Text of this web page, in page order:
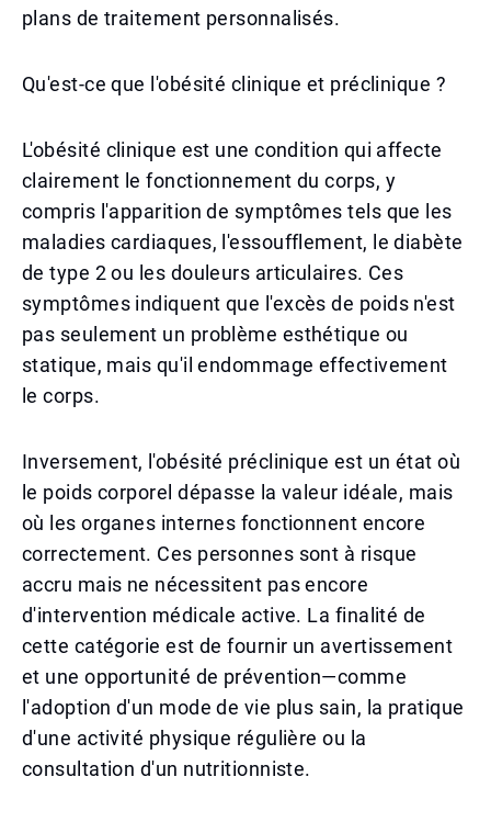
plans de traitement personnalisés.
Qu'est-ce que l'obésité clinique et préclinique ?
L'obésité clinique est une condition qui affecte
clairement le fonctionnement du corps, y
compris l'apparition de symptômes tels que les
maladies cardiaques, l'essoufflement, le diabète
de type 2 ou les douleurs articulaires. Ces
symptômes indiquent que l'excès de poids n'est
pas seulement un problème esthétique ou
statique, mais qu'il endommage effectivement
le corps.
Inversement, l'obésité préclinique est un état où
le poids corporel dépasse la valeur idéale, mais
où les organes internes fonctionnent encore
correctement. Ces personnes sont à risque
accru mais ne nécessitent pas encore
d'intervention médicale active. La finalité de
cette catégorie est de fournir un avertissement
et une opportunité de prévention—comme
l'adoption d'un mode de vie plus sain, la pratique
d'une activité physique régulière ou la
consultation d'un nutritionniste.